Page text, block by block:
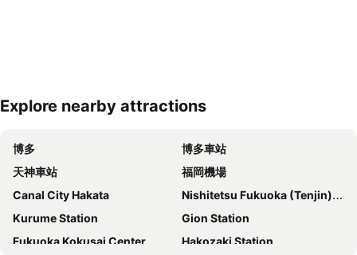
展開地圖
Explore nearby attractions
博多
博多車站
天神車站
福岡機場
Canal City Hakata
Nishitetsu Fukuoka (Tenjin) Station
Kurume Station
Gion Station
Fukuoka Kokusai Center
Hakozaki Station